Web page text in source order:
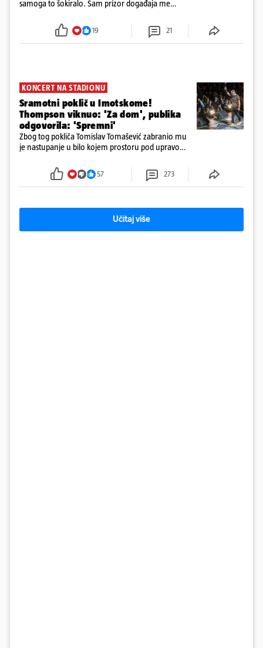
samoga to šokiralo. Sam prizor događaja me
19 21
KONCERT NA STADIONU
Sramotni poklič u Imotskome!
Thompson viknuo: 'Za dom', publika
odgovorila: 'Spremni'
Zbog tog pokliča Tomislav Tomašević zabranio mu
je nastupanje u bilo kojem prostoru pod upravom
57 273
Učitaj više